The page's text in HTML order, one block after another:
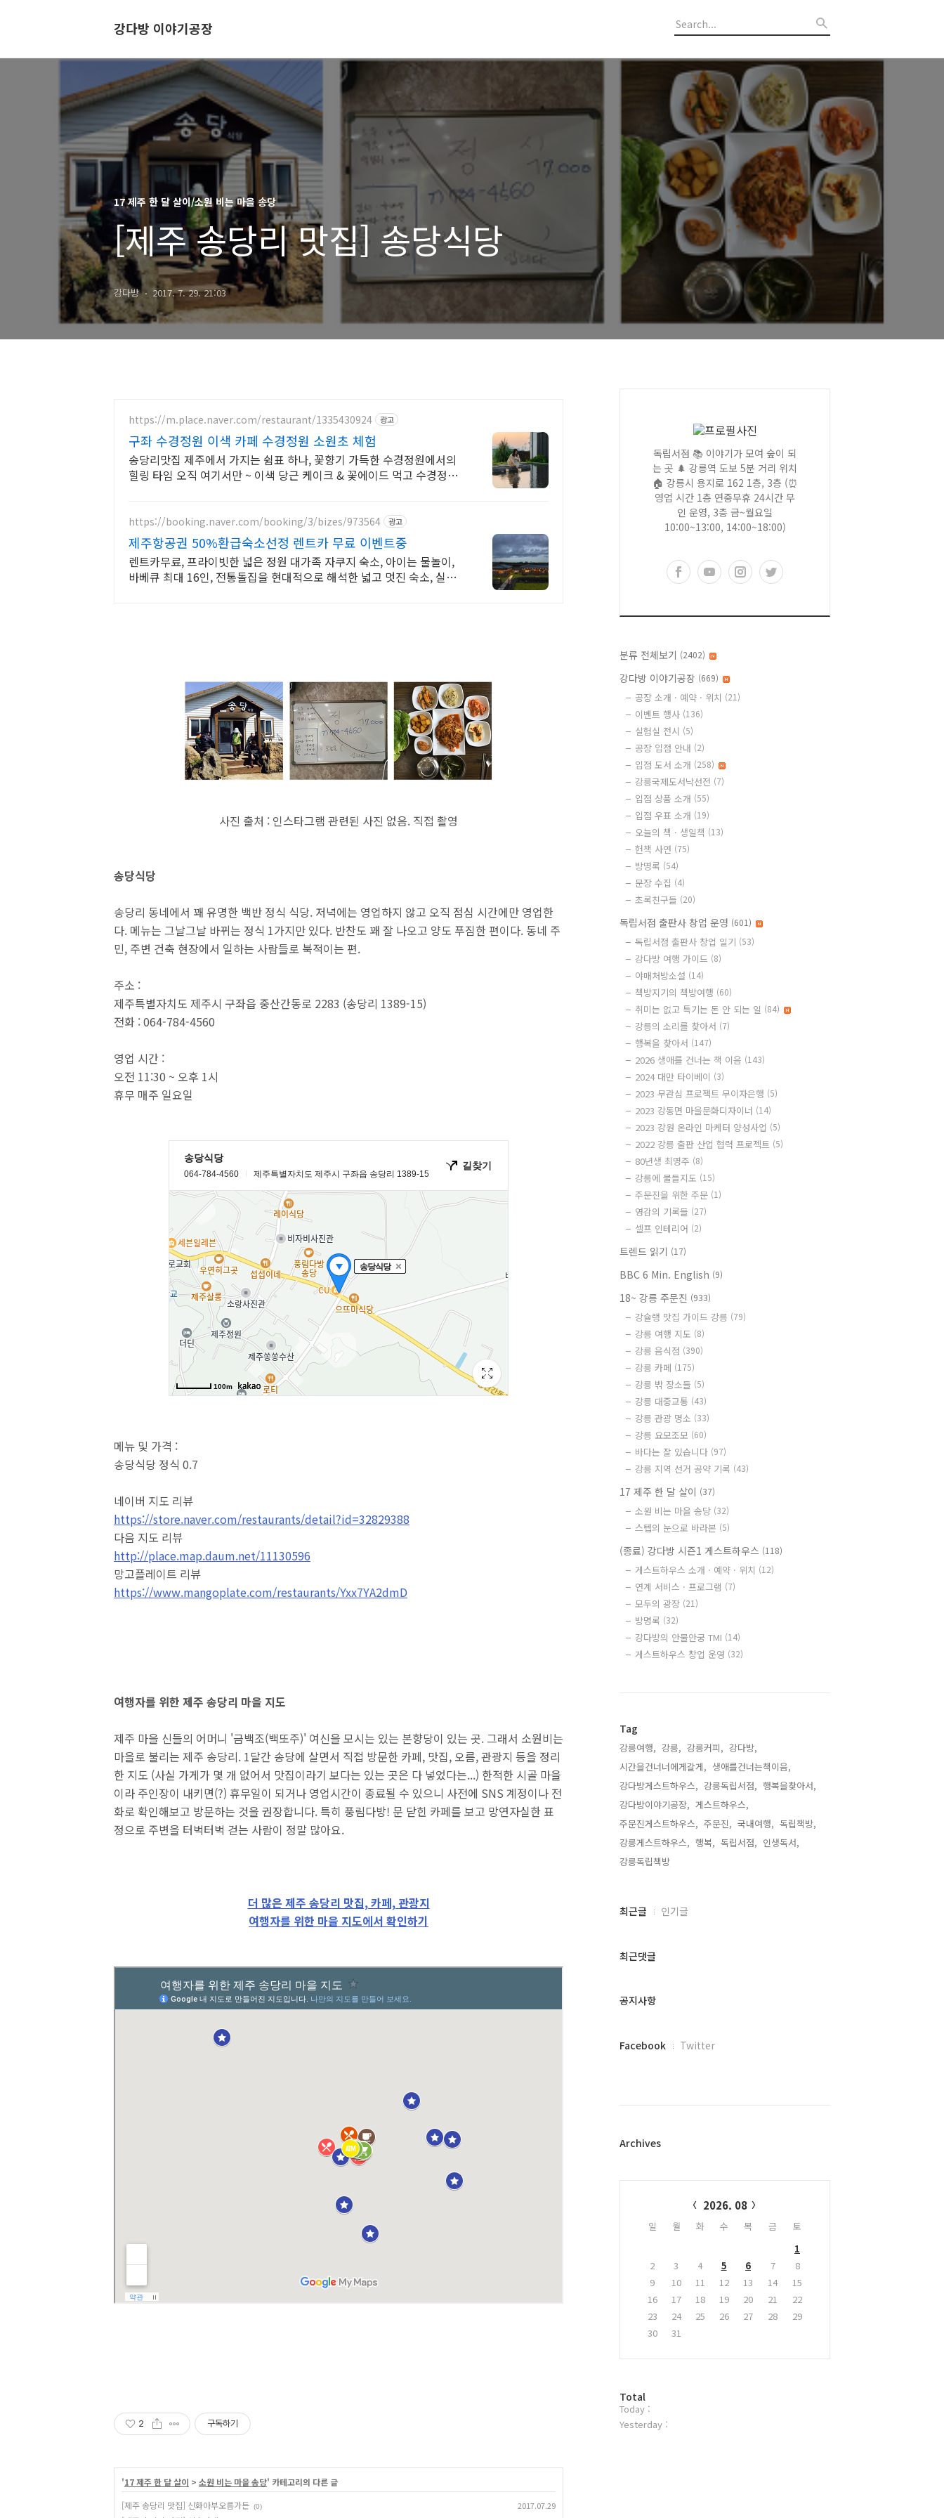
강다방 이야기공장
17 제주 한 달 살이/소원 비는 마을 송당
[제주 송당리 맛집] 송당식당
강다방 2017. 7. 29. 21:03
https://m.place.naver.com/restaurant/1335430924 광고
구좌 수경정원 이색 카페 수경정원 소원초 체험
송당리맛집 제주에서 가지는 쉼표 하나, 꽃향기 가득한 수경정원에서의
힐링 타임 오직 여기서만 ~ 이색 당근 케이크 & 꽃에이드 먹고 수경정원
https://booking.naver.com/booking/3/bizes/973564 광고
제주항공권 50%환급숙소선정 렌트카 무료 이벤트중
렌트카무료, 프라이빗한 넓은 정원 대가족 자쿠지 숙소, 아이는 물놀이,
바베큐 최대 16인, 전통돌집을 현대적으로 해석한 넓고 멋진 숙소, 실내
사진 출처 : 인스타그램 관련된 사진 없음. 직접 촬영
송당식당
송당리 동네에서 꽤 유명한 백반 정식 식당. 저녁에는 영업하지 않고 오직 점심 시간에만 영업한
다. 메뉴는 그날그날 바뀌는 정식 1가지만 있다. 반찬도 꽤 잘 나오고 양도 푸짐한 편이다. 동네 주
민, 주변 건축 현장에서 일하는 사람들로 북적이는 편.
주소 :
제주특별자치도 제주시 구좌읍 중산간동로 2283 (송당리 1389-15)
전화 : 064-784-4560
영업 시간 :
오전 11:30 ~ 오후 1시
휴무 매주 일요일
메뉴 및 가격 :
송당식당 정식 0.7
네이버 지도 리뷰
https://store.naver.com/restaurants/detail?id=32829388
다음 지도 리뷰
http://place.map.daum.net/11130596
망고플레이트 리뷰
https://www.mangoplate.com/restaurants/Yxx7YA2dmD
여행자를 위한 제주 송당리 마을 지도
제주 마을 신들의 어머니 '금백조(백또주)' 여신을 모시는 있는 본향당이 있는 곳. 그래서 소원비는
마을로 불리는 제주 송당리. 1달간 송당에 살면서 직접 방문한 카페, 맛집, 오름, 관광지 등을 정리
한 지도 (사실 가게가 몇 개 없어서 맛집이라기 보다는 있는 곳은 다 넣었다는...) 한적한 시골 마을
이라 주인장이 내키면(?) 휴무일이 되거나 영업시간이 종료될 수 있으니 사전에 SNS 계정이나 전
화로 확인해보고 방문하는 것을 권장합니다. 특히 풍림다방! 문 닫힌 카페를 보고 망연자실한 표
정으로 주변을 터벅터벅 걷는 사람이 정말 많아요.
더 많은 제주 송당리 맛집, 카페, 관광지
여행자를 위한 마을 지도에서 확인하기
2 구독하기
'17 제주 한 달 살이 > 소원 비는 마을 송당' 카테고리의 다른 글
[제주 송당리 맛집] 신화아부오름가든 (0) 2017.07.29
독립서점 📚 이야기가 모여 숲이 되
는 곳 🌲 강릉역 도보 5분 거리 위치
🏠 강릉시 용지로 162 1층, 3층 (⏰
영업 시간 1층 연중무휴 24시간 무
인 운영, 3층 금~월요일
10:00~13:00, 14:00~18:00)
분류 전체보기 (2402)
강다방 이야기공장 (669)
공장 소개 · 예약 · 위치 (21)
이벤트 행사 (136)
실험실 전시 (5)
공장 입점 안내 (2)
입점 도서 소개 (258)
강릉국제도서낙선전 (7)
입점 상품 소개 (55)
입점 우표 소개 (19)
오늘의 책 · 생일책 (13)
헌책 사연 (75)
방명록 (54)
문장 수집 (4)
초록친구들 (20)
독립서점 출판사 창업 운영 (601)
독립서점 출판사 창업 일기 (53)
강다방 여행 가이드 (8)
야매처방소설 (14)
책방지기의 책방여행 (60)
취미는 없고 특기는 돈 안 되는 일 (84)
강릉의 소리를 찾아서 (7)
행복을 찾아서 (147)
2026 생애를 건너는 책 이음 (143)
2024 대만 타이베이 (3)
2023 무관심 프로젝트 무이자은행 (5)
2023 강동면 마을문화디자이너 (14)
2023 강원 온라인 마케터 양성사업 (5)
2022 강릉 출판 산업 협력 프로젝트 (5)
80년생 최명주 (8)
강릉에 물들지도 (15)
주문진을 위한 주문 (1)
영감의 기록들 (27)
셀프 인테리어 (2)
트렌드 읽기 (17)
BBC 6 Min. English (9)
18~ 강릉 주문진 (933)
강슐랭 맛집 가이드 강릉 (79)
강릉 여행 지도 (8)
강릉 음식점 (390)
강릉 카페 (175)
강릉 밖 장소들 (5)
강릉 대중교통 (43)
강릉 관광 명소 (33)
강릉 요모조모 (60)
바다는 잘 있습니다 (97)
강릉 지역 선거 공약 기록 (43)
17 제주 한 달 살이 (37)
소원 비는 마을 송당 (32)
스텝의 눈으로 바라본 (5)
(종료) 강다방 시즌1 게스트하우스 (118)
게스트하우스 소개 · 예약 · 위치 (12)
연계 서비스 · 프로그램 (7)
모두의 광장 (21)
방명록 (32)
강다방의 안물안궁 TMI (14)
게스트하우스 창업 운영 (32)
Tag
강릉여행, 강릉, 강릉커피, 강다방,
시간을건너너에게갈게, 생애를건너는책이음,
강다방게스트하우스, 강릉독립서점, 행복을찾아서,
강다방이야기공장, 게스트하우스,
주문진게스트하우스, 주문진, 국내여행, 독립책방,
강릉게스트하우스, 행복, 독립서점, 인생독서,
강릉독립책방,
최
과
글
최근글 인기글
최근댓글
공지사항
페
플
Facebook Twitter
Archives
2026. 08
일 월 화 수 목 금
토
1
2
3 4 5 6 7
8
9
10 11 12 13 14
15
16
17 18 19 20 21
22
23
24 25 26 27 28
29
30
31
방
문
자
Total
Today :
Yesterday :